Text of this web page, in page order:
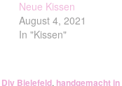
Neue Kissen
August 4, 2021
In "Kissen"
Diy Bielefeld, handgemacht in